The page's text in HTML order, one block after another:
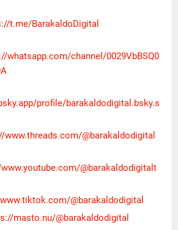
t.me/BarakaldoDigital
whatsapp.com/channel/0029VbBSQ0
profile/barakaldodigital.bsky.s
www.threads.com/@barakaldodigital
@barakaldodigitalt
@barakaldodigital
masto.nu/@barakaldodigital